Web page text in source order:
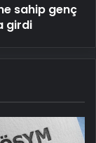
sahip genç
girdi